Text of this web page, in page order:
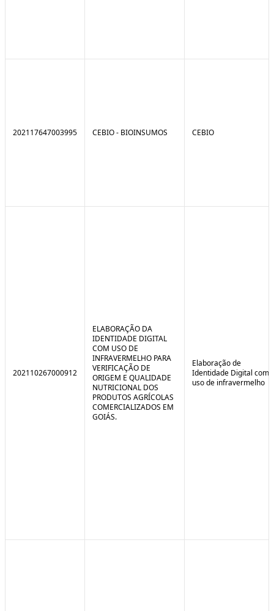
202117647003995 CEBIO - BIOINSUMOS CEBIO
202110267000912
ELABORAÇÃO DA
IDENTIDADE DIGITAL
COM USO DE
INFRAVERMELHO PARA
VERIFICAÇÃO DE
ORIGEM E QUALIDADE
NUTRICIONAL DOS
PRODUTOS AGRÍCOLAS
COMERCIALIZADOS EM
GOIÁS.
Elaboração de
Identidade Digital com
uso de infravermelho